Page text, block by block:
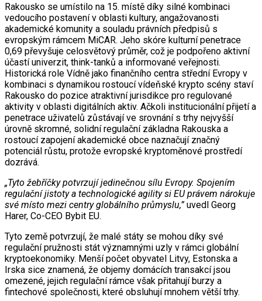
Rakousko se umístilo na 15. místě díky silné kombinaci
vedoucího postavení v oblasti kultury, angažovanosti
akademické komunity a souladu právních předpisů s
evropským rámcem MiCAR. Jeho skóre kulturní penetrace
0,69 převyšuje celosvětový průměr, což je podpořeno aktivní
účastí univerzit, think-tanků a informované veřejnosti.
Historická role Vídně jako finančního centra střední Evropy v
kombinaci s dynamikou rostoucí vídeňské krypto scény staví
Rakousko do pozice atraktivní jurisdikce pro regulované
aktivity v oblasti digitálních aktiv. Ačkoli institucionální přijetí a
penetrace uživatelů zůstávají ve srovnání s trhy nejvyšší
úrovně skromné, solidní regulační základna Rakouska a
rostoucí zapojení akademické obce naznačují značný
potenciál růstu, protože evropské kryptoměnové prostředí
dozrává.
„Tyto žebříčky potvrzují jedinečnou sílu Evropy. Spojením
regulační jistoty a technologické agility si EU právem nárokuje
své místo mezi centry globálního průmyslu,”uvedl Georg
Harer, Co-CEO Bybit EU.
Tyto země potvrzují, že malé státy se mohou díky své
regulační pružnosti stát významnými uzly v rámci globální
kryptoekonomiky. Menší počet obyvatel Litvy, Estonska a
Irska sice znamená, že objemy domácích transakcí jsou
omezené, jejich regulační rámce však přitahují burzy a
fintechové společnosti, které obsluhují mnohem větší trhy.